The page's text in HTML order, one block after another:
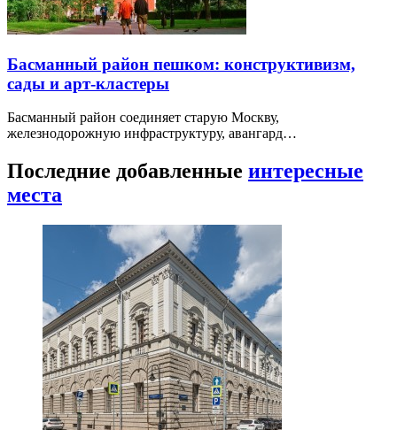
Басманный район пешком: конструктивизм,
сады и арт-кластеры
Басманный район соединяет старую Москву,
железнодорожную инфраструктуру, авангард…
Последние добавленные интересные
места